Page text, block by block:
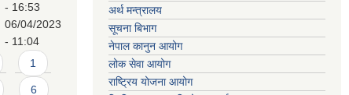
- 16:53
06/04/2023
- 11:04
1
6
अर्थ मन्त्रालय
सूचना बिभाग
नेपाल कानुन आयोग
लोक सेवा आयोग
राष्ट्रिय योजना आयोग